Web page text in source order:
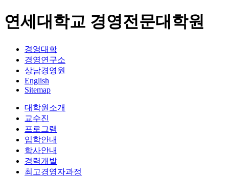
연세대학교 경영전문대학원
경영대학
경영연구소
상남경영원
English
Sitemap
대학원소개
교수진
프로그램
입학안내
학사안내
경력개발
최고경영자과정